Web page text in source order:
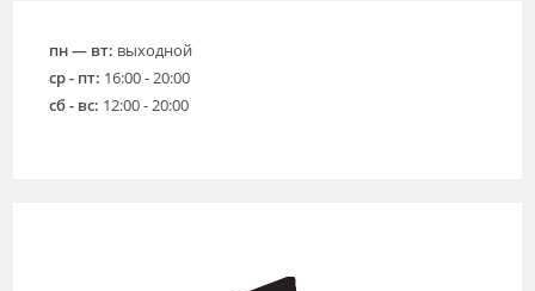
пн — вт: выходной
ср - пт: 16:00 - 20:00
сб - вс: 12:00 - 20:00